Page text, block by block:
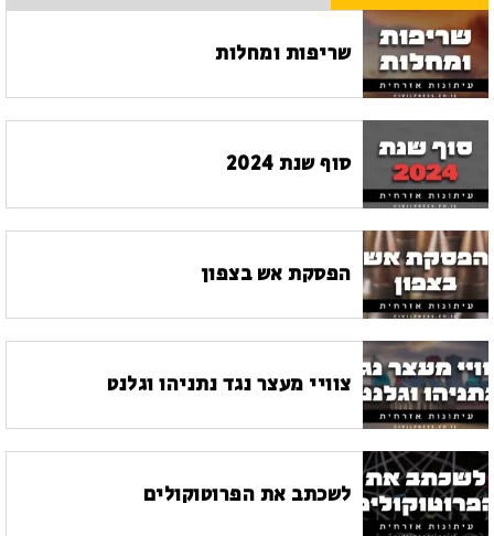
שריפות ומחלות
סוף שנת 2024
הפסקת אש בצפון
צוויי מעצר נגד נתניהו וגלנט
לשכתב את הפרוטוקולים